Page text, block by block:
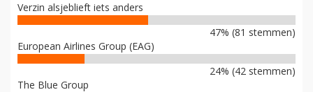
Verzin alsjeblieft iets anders
47% (81 stemmen)
European Airlines Group (EAG)
24% (42 stemmen)
The Blue Group